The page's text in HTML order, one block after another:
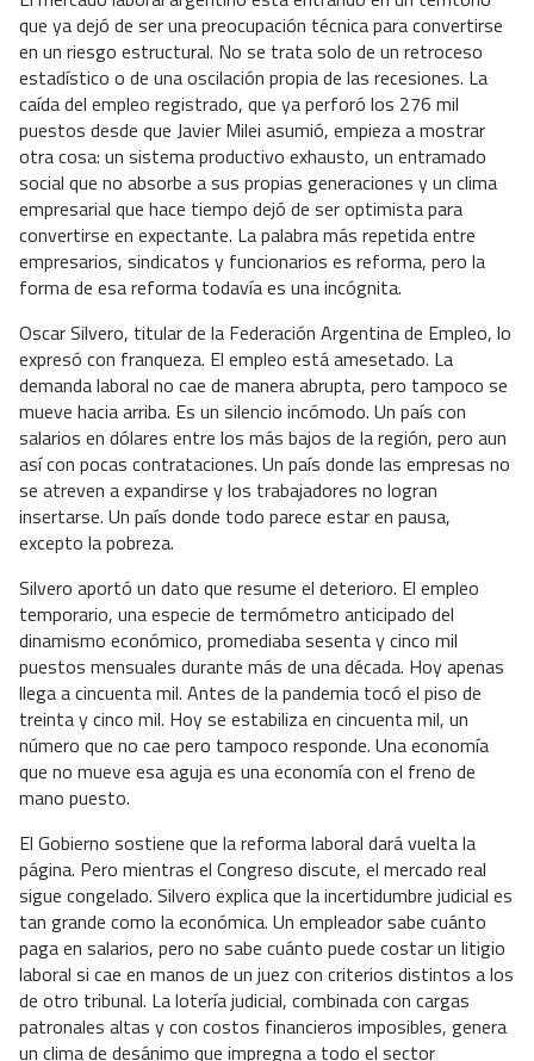
que ya dejó de ser una preocupación técnica para convertirse
en un riesgo estructural. No se trata solo de un retroceso
estadístico o de una oscilación propia de las recesiones. La
caída del empleo registrado, que ya perforó los 276 mil
puestos desde que Javier Milei asumió, empieza a mostrar
otra cosa: un sistema productivo exhausto, un entramado
social que no absorbe a sus propias generaciones y un clima
empresarial que hace tiempo dejó de ser optimista para
convertirse en expectante. La palabra más repetida entre
empresarios, sindicatos y funcionarios es reforma, pero la
forma de esa reforma todavía es una incógnita.
Oscar Silvero, titular de la Federación Argentina de Empleo, lo
expresó con franqueza. El empleo está amesetado. La
demanda laboral no cae de manera abrupta, pero tampoco se
mueve hacia arriba. Es un silencio incómodo. Un país con
salarios en dólares entre los más bajos de la región, pero aun
así con pocas contrataciones. Un país donde las empresas no
se atreven a expandirse y los trabajadores no logran
insertarse. Un país donde todo parece estar en pausa,
excepto la pobreza.
Silvero aportó un dato que resume el deterioro. El empleo
temporario, una especie de termómetro anticipado del
dinamismo económico, promediaba sesenta y cinco mil
puestos mensuales durante más de una década. Hoy apenas
llega a cincuenta mil. Antes de la pandemia tocó el piso de
treinta y cinco mil. Hoy se estabiliza en cincuenta mil, un
número que no cae pero tampoco responde. Una economía
que no mueve esa aguja es una economía con el freno de
mano puesto.
El Gobierno sostiene que la reforma laboral dará vuelta la
página. Pero mientras el Congreso discute, el mercado real
sigue congelado. Silvero explica que la incertidumbre judicial es
tan grande como la económica. Un empleador sabe cuánto
paga en salarios, pero no sabe cuánto puede costar un litigio
laboral si cae en manos de un juez con criterios distintos a los
de otro tribunal. La lotería judicial, combinada con cargas
patronales altas y con costos financieros imposibles, genera
un clima de desánimo que impregna a todo el sector